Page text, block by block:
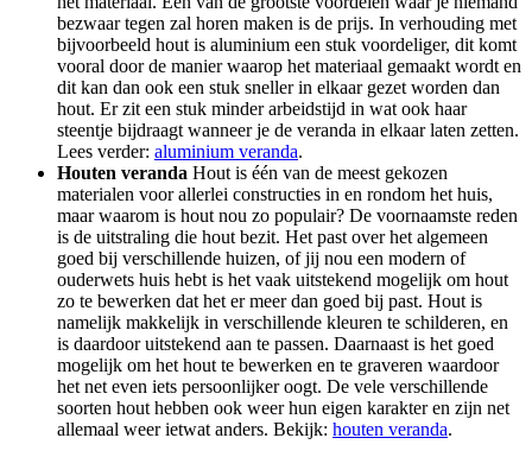
bezwaar tegen zal horen maken is de prijs. In verhouding met
bijvoorbeeld hout is aluminium een stuk voordeliger, dit komt
vooral door de manier waarop het materiaal gemaakt wordt en
dit kan dan ook een stuk sneller in elkaar gezet worden dan
hout. Er zit een stuk minder arbeidstijd in wat ook haar
steentje bijdraagt wanneer je de veranda in elkaar laten zetten.
Lees verder: aluminium veranda.
Houten veranda Hout is één van de meest gekozen
materialen voor allerlei constructies in en rondom het huis,
maar waarom is hout nou zo populair? De voornaamste reden
is de uitstraling die hout bezit. Het past over het algemeen
goed bij verschillende huizen, of jij nou een modern of
ouderwets huis hebt is het vaak uitstekend mogelijk om hout
zo te bewerken dat het er meer dan goed bij past. Hout is
namelijk makkelijk in verschillende kleuren te schilderen, en
is daardoor uitstekend aan te passen. Daarnaast is het goed
mogelijk om het hout te bewerken en te graveren waardoor
het net even iets persoonlijker oogt. De vele verschillende
soorten hout hebben ook weer hun eigen karakter en zijn net
allemaal weer ietwat anders. Bekijk: houten veranda.